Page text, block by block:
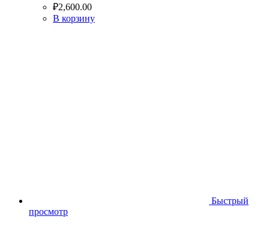
₽2,600.00
В корзину
Быстрый
просмотр